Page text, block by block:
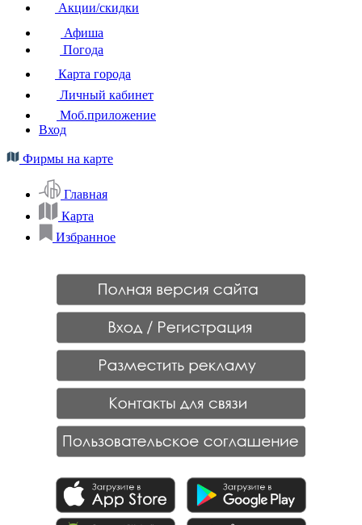
Акции/скидки
Афиша
Погода
Карта города
Личный кабинет
Моб.приложение
Вход
Фирмы на карте
Главная
Карта
Избранное